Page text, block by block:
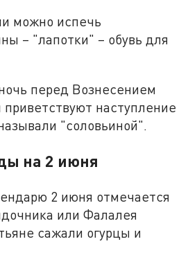
можно испечь
– "лапотки" – обувь для
перед Вознесением
наступление
"соловьиной".
на 2 июня
2 июня отмечается
или Фалалея
сажали огурцы и